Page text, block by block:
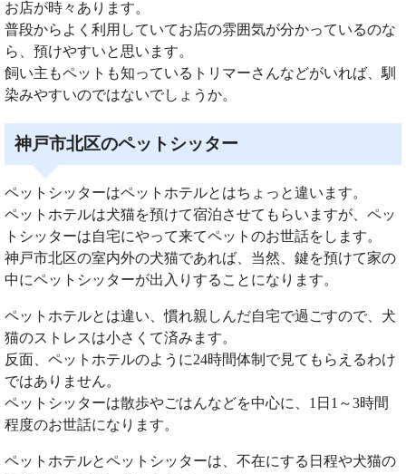
お店が時々あります。
普段からよく利用していてお店の雰囲気が分かっているのな
ら、預けやすいと思います。
飼い主もペットも知っているトリマーさんなどがいれば、馴
染みやすいのではないでしょうか。
神戸市北区のペットシッター
ペットシッターはペットホテルとはちょっと違います。
ペットホテルは犬猫を預けて宿泊させてもらいますが、ペッ
トシッターは自宅にやって来てペットのお世話をします。
神戸市北区の室内外の犬猫であれば、当然、鍵を預けて家の
中にペットシッターが出入りすることになります。
ペットホテルとは違い、慣れ親しんだ自宅で過ごすので、犬
猫のストレスは小さくて済みます。
反面、ペットホテルのように24時間体制で見てもらえるわけ
ではありません。
ペットシッターは散歩やごはんなどを中心に、1日1～3時間
程度のお世話になります。
ペットホテルとペットシッターは、不在にする日程や犬猫の